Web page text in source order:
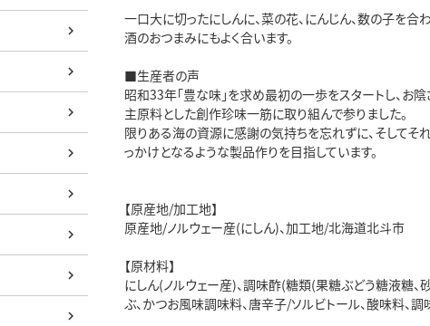
一口大に切ったにしんに、菜の花、にんじん、数の子を
酒のおつまみにもよく合います。
■生産者の声
昭和33年「豊な味」を求め最初の一歩をスタートし、お
主原料とした創作珍味一筋に取り組んで参りました。
限りある海の資源に感謝の気持ちを忘れずに、そしてそ
っかけとなるような製品作りを目指しています。
【原産地/加工地】
原産地/ノルウェー産(にしん)、加工地/北海道北斗市
【原材料】
にしん(ノルウェー産)、調味酢(糖類(果糖ぶどう糖液糖、砂
ぶ、かつお風味調味料、唐辛子/ソルビトール、酸味料、